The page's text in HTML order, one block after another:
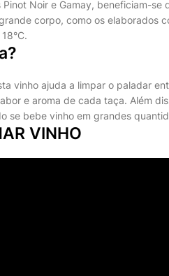
Noir e Gamay, beneficiam-se
corpo, como os elaborados
vinho ajuda a limpar o paladar
e aroma de cada taça. Além
se bebe vinho em grandes
VINHO